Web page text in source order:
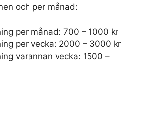
och per månad:
per månad: 700 – 1000 kr
per vecka: 2000 – 3000 kr
varannan vecka: 1500 –